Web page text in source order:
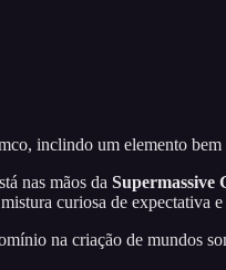
inclindo um elemento
nas mãos da Supermassive
curiosa de expectativa
na criação de mundos